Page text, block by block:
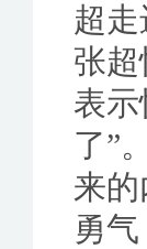
超
张
表
了”
来
勇